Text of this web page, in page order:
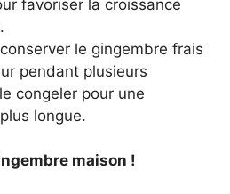
favoriser la croissance
le gingembre frais
pendant plusieurs
congeler pour une
longue.
maison !